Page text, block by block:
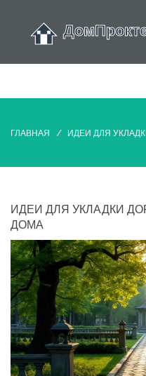
ГЛАВНАЯ ИДЕИ ДЛЯ
ИДЕИ ДЛЯ УКЛАДКИ
ДОМА